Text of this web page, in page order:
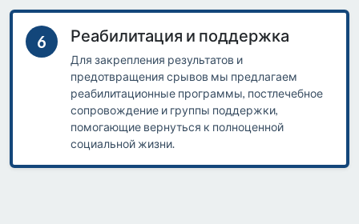
6 Реабилитация и поддержка
Для закрепления результатов и
предотвращения срывов мы предлагаем
реабилитационные программы, постлечебное
сопровождение и группы поддержки,
помогающие вернуться к полноценной
социальной жизни.